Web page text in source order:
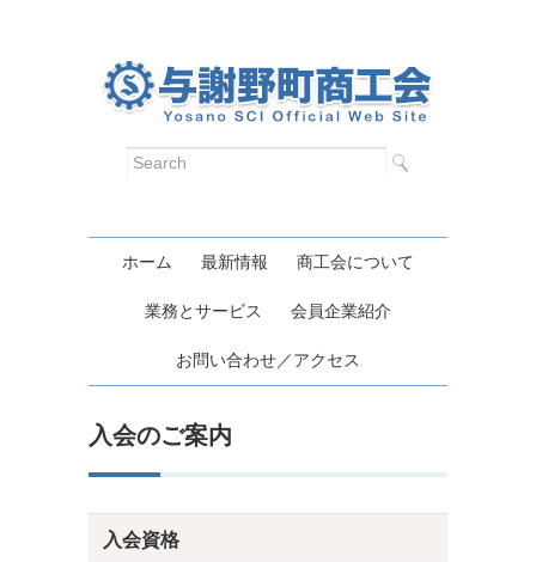
ホーム 最新情報 商工会について
業務とサービス 会員企業紹介
お問い合わせ／アクセス
入会のご案内
入会資格